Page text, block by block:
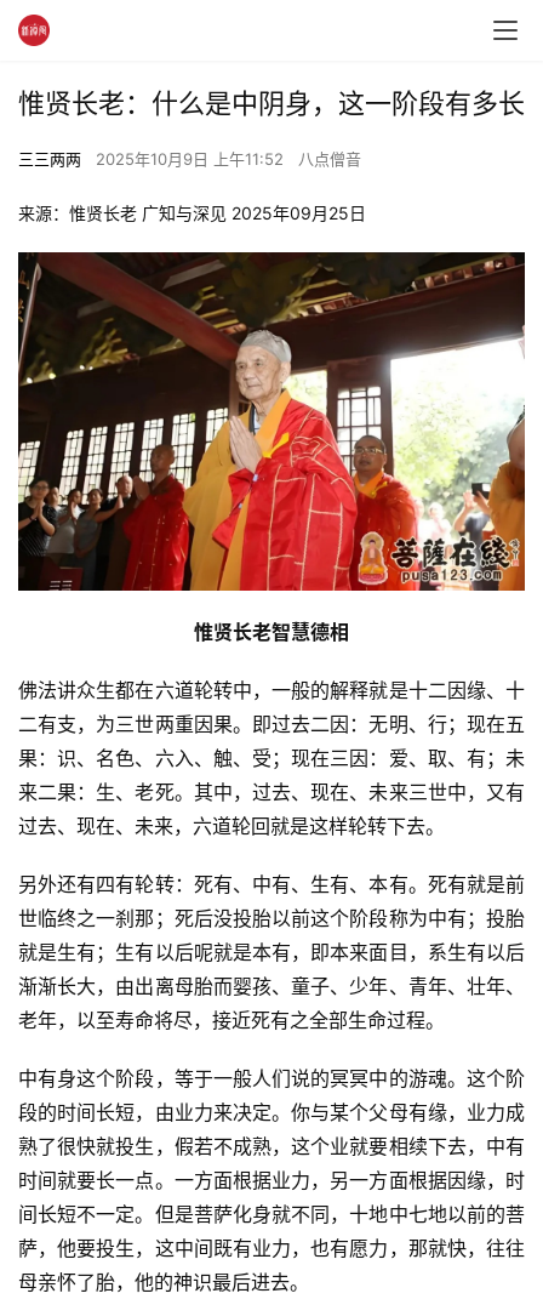
资
惟贤长老：什么是中阴身，这一阶段有多长
三三两两 2025年10月9日 上午11:52 八点僧音
来源：惟贤长老 广知与深见 2025年09月25日
惟贤长老智慧德相
佛法讲众生都在六道轮转中，一般的解释就是十二因缘、十
二有支，为三世两重因果。即过去二因：无明、行；现在五
果：识、名色、六入、触、受；现在三因：爱、取、有；未
来二果：生、老死。其中，过去、现在、未来三世中，又有
过去、现在、未来，六道轮回就是这样轮转下去。
另外还有四有轮转：死有、中有、生有、本有。死有就是前
世临终之一刹那；死后没投胎以前这个阶段称为中有；投胎
就是生有；生有以后呢就是本有，即本来面目，系生有以后
渐渐长大，由出离母胎而婴孩、童子、少年、青年、壮年、
老年，以至寿命将尽，接近死有之全部生命过程。
中有身这个阶段，等于一般人们说的冥冥中的游魂。这个阶
段的时间长短，由业力来决定。你与某个父母有缘，业力成
熟了很快就投生，假若不成熟，这个业就要相续下去，中有
时间就要长一点。一方面根据业力，另一方面根据因缘，时
间长短不一定。但是菩萨化身就不同，十地中七地以前的菩
萨，他要投生，这中间既有业力，也有愿力，那就快，往往
母亲怀了胎，他的神识最后进去。